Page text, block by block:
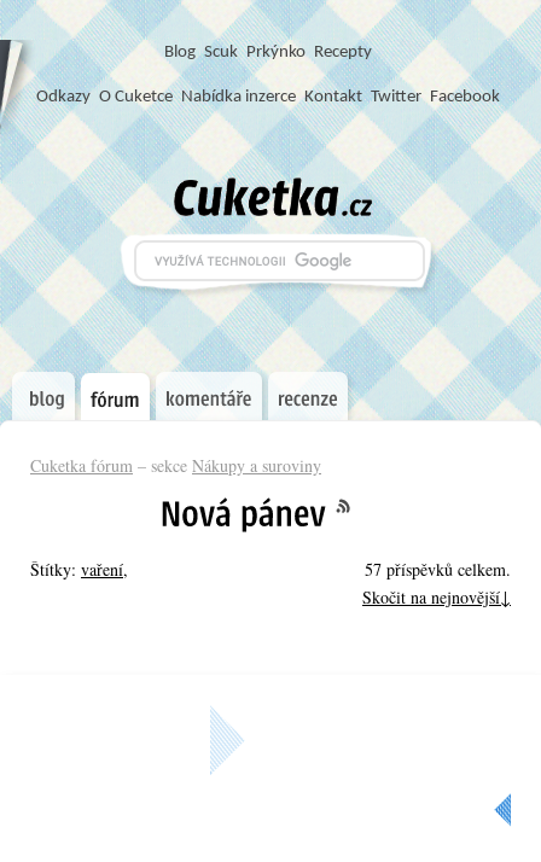
Blog Scuk Prkýnko Recepty
Odkazy O Cuketce Nabídka inzerce Kontakt Twitter Facebook
Cuketka fórum – sekce Nákupy a suroviny
Štítky: vaření,
57 příspěvků celkem.
Skočit na nejnovější↓